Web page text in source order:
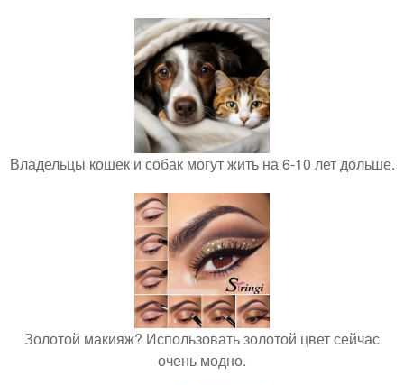
Владельцы кошек и собак могут жить на 6-10 лет дольше.
Золотой макияж? Использовать золотой цвет сейчас
очень модно.